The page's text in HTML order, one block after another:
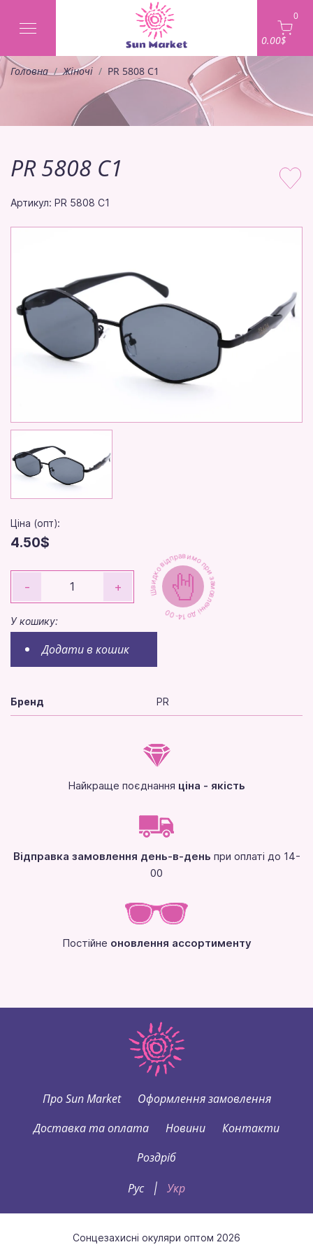
0
0.00$
Головна Жіночі PR 5808 C1
PR 5808 C1
Артикул: PR 5808 C1
Ціна (опт):
4.50$
- +
У кошику:
Додати в кошик
Швидко відправимо при замовленні до 14-00
Бренд PR
Найкраще поєднання ціна - якість
Відправка замовлення день-в-день при оплаті до 14-
00
Постійне оновлення ассортименту
Про Sun Market
Оформлення замовлення
Доставка та оплата
Новини
Контакти
Роздріб
Рус
| Укр
Сонцезахисні окуляри оптом 2026